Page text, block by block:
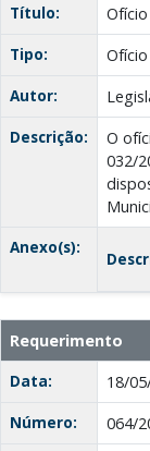
Título:
Tipo:
Ofício
Autor:
Descrição:
O
032/
Anexo(s):
Requerimento
Data:
18/
Número:
064/